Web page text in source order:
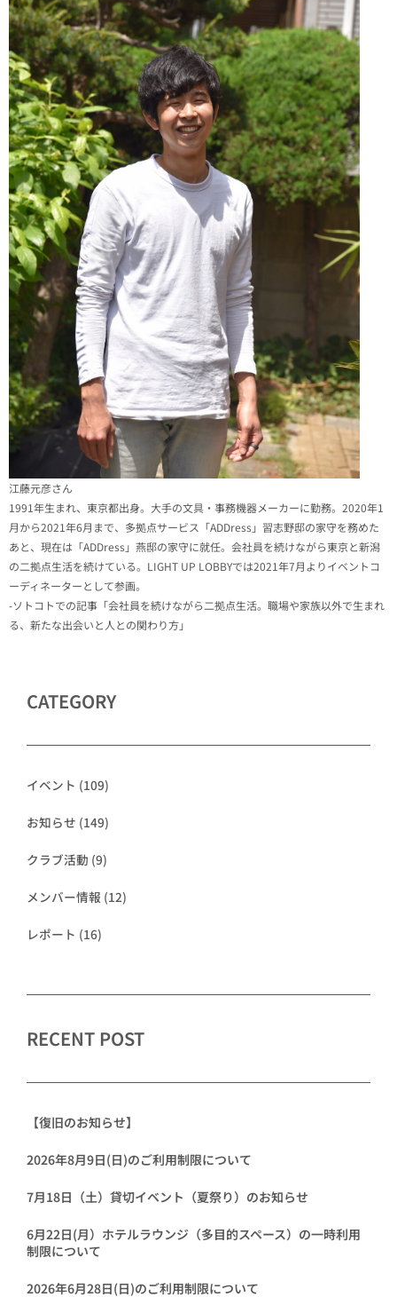
CATEGORY
イベント (109)
お知らせ (149)
クラブ活動 (9)
メンバー情報 (12)
レポート (16)
RECENT POST
【復旧のお知らせ】
2026年8月9日(日)のご利用制限について
7月18日（土）貸切イベント（夏祭り）のお知らせ
6月22日(月）ホテルラウンジ（多目的スペース）の一時利用
制限について
2026年6月28日(日)のご利用制限について
江藤元彦さん
1991年生まれ、東京都出身。大手の文具・事務機器メーカーに勤務。2020年1
月から2021年6月まで、多拠点サービス「ADDress」習志野邸の家守を務めた
あと、現在は「ADDress」燕邸の家守に就任。会社員を続けながら東京と新潟
の二拠点生活を続けている。LIGHT UP LOBBYでは2021年7月よりイベントコ
ーディネーターとして参画。
-ソトコトでの記事「会社員を続けながら二拠点生活。職場や家族以外で生まれ
る、新たな出会いと人との関わり方」